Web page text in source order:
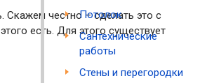
Скажем честно – сделать это с
есть. Для этого существует
Потолок
Сантехнические
работы
Стены и перегородки